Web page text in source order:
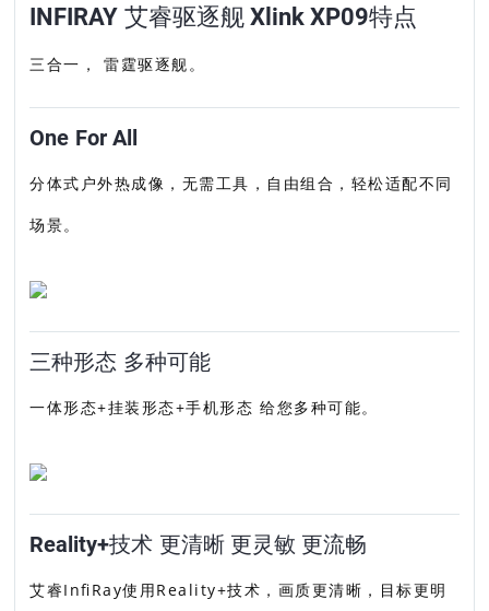
INFIRAY 艾睿驱逐舰 Xlink XP09特点
三合一， 雷霆驱逐舰。
One For All
分体式户外热成像，无需工具，自由组合，轻松适配不同
场景。
三种形态 多种可能
一体形态+挂装形态+手机形态 给您多种可能。
Reality+技术 更清晰 更灵敏 更流畅
艾睿InfiRay使用Reality+技术，画质更清晰，目标更明